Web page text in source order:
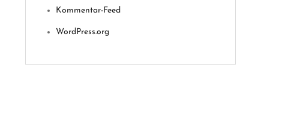
Kommentar-Feed
WordPress.org